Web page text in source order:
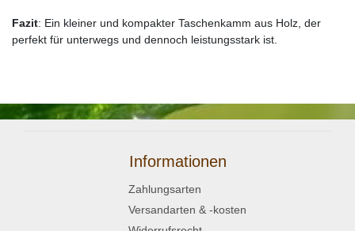
Fazit: Ein kleiner und kompakter Taschenkamm aus Holz, der
perfekt für unterwegs und dennoch leistungsstark ist.
Informationen
Zahlungsarten
Versandarten & -kosten